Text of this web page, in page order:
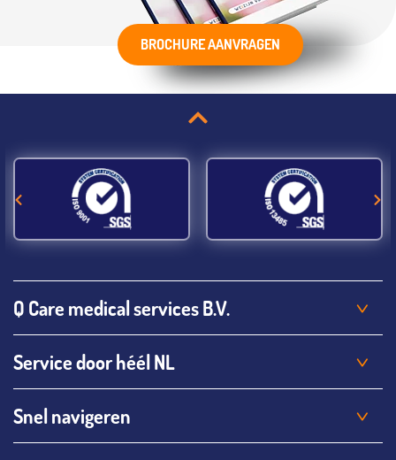
BROCHURE AANVRAGEN
Q Care medical services B.V.
Service door héél NL
Snel navigeren